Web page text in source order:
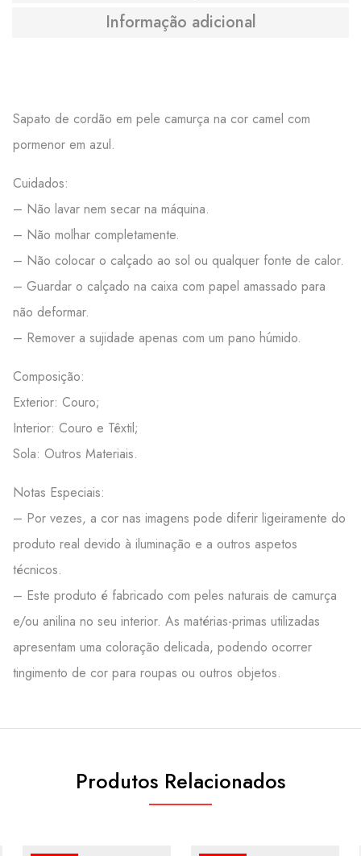
Informação adicional
Sapato de cordão em pele camurça na cor camel com
pormenor em azul.
Cuidados:
– Não lavar nem secar na máquina.
– Não molhar completamente.
– Não colocar o calçado ao sol ou qualquer fonte de calor.
– Guardar o calçado na caixa com papel amassado para
não deformar.
– Remover a sujidade apenas com um pano húmido.
Composição:
Exterior: Couro;
Interior: Couro e Têxtil;
Sola: Outros Materiais.
Notas Especiais:
– Por vezes, a cor nas imagens pode diferir ligeiramente do
produto real devido à iluminação e a outros aspetos
técnicos.
– Este produto é fabricado com peles naturais de camurça
e/ou anilina no seu interior. As matérias-primas utilizadas
apresentam uma coloração delicada, podendo ocorrer
tingimento de cor para roupas ou outros objetos.
Produtos Relacionados